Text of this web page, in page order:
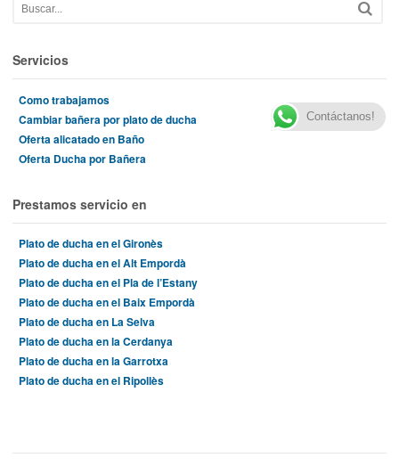
Servicios
Como trabajamos
Cambiar bañera por plato de ducha
Oferta alicatado en Baño
Oferta Ducha por Bañera
Prestamos servicio en
Plato de ducha en el Gironès
Plato de ducha en el Alt Empordà
Plato de ducha en el Pla de l’Estany
Plato de ducha en el Baix Empordà
Plato de ducha en La Selva
Plato de ducha en la Cerdanya
Plato de ducha en la Garrotxa
Plato de ducha en el Ripollès
Contáctanos!